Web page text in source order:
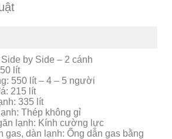
by Side – 2 cánh
lít
550 lít – 4 – 5 người
215 lít
335 lít
Thép không gỉ
lạnh: Kính cường lực
gas, dàn lạnh: Ống dẫn gas bằng